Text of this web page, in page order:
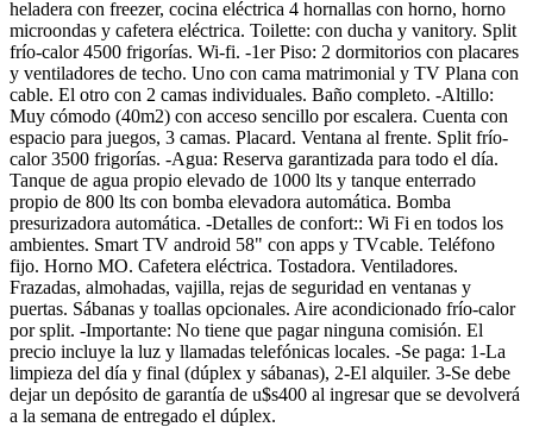
heladera con freezer, cocina eléctrica 4 hornallas con horno, horno
microondas y cafetera eléctrica. Toilette: con ducha y vanitory. Split
frío-calor 4500 frigorías. Wi-fi. -1er Piso: 2 dormitorios con placares
y ventiladores de techo. Uno con cama matrimonial y TV Plana con
cable. El otro con 2 camas individuales. Baño completo. -Altillo:
Muy cómodo (40m2) con acceso sencillo por escalera. Cuenta con
espacio para juegos, 3 camas. Placard. Ventana al frente. Split frío-
calor 3500 frigorías. -Agua: Reserva garantizada para todo el día.
Tanque de agua propio elevado de 1000 lts y tanque enterrado
propio de 800 lts con bomba elevadora automática. Bomba
presurizadora automática. -Detalles de confort:: Wi Fi en todos los
ambientes. Smart TV android 58" con apps y TVcable. Teléfono
fijo. Horno MO. Cafetera eléctrica. Tostadora. Ventiladores.
Frazadas, almohadas, vajilla, rejas de seguridad en ventanas y
puertas. Sábanas y toallas opcionales. Aire acondicionado frío-calor
por split. -Importante: No tiene que pagar ninguna comisión. El
precio incluye la luz y llamadas telefónicas locales. -Se paga: 1-La
limpieza del día y final (dúplex y sábanas), 2-El alquiler. 3-Se debe
dejar un depósito de garantía de u$s400 al ingresar que se devolverá
a la semana de entregado el dúplex.